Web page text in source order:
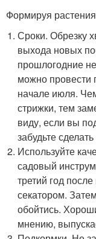
Формируя
Сроки. Обрезку
выхода новых
прошлогодние
можно провести
начале июля.
стрижки, тем
виду, если вы
забудьте
Используйте
садовый
третий год
секатором.
обойтись.
мнению,